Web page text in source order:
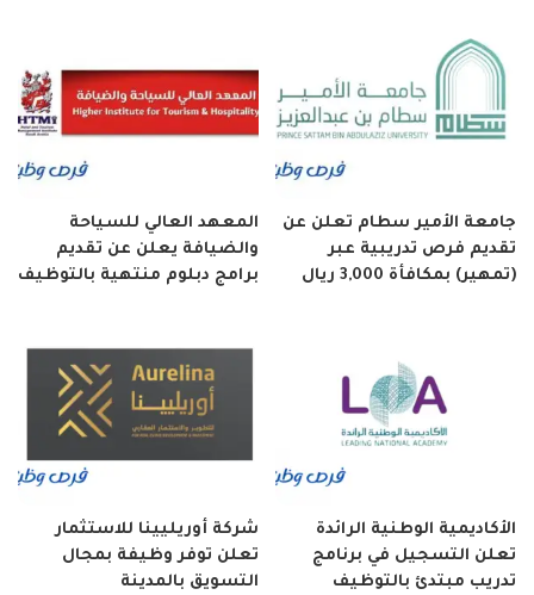
جامعة الأمير سطام تعلن عن
تقديم فرص تدريبية عبر
(تمهير) بمكافأة 3,000 ريال
المعهد العالي للسياحة
والضيافة يعلن عن تقديم
برامج دبلوم منتهية بالتوظيف
الأكاديمية الوطنية الرائدة
تعلن التسجيل في برنامج
تدريب مبتدئ بالتوظيف
شركة أوريليينا للاستثمار
تعلن توفر وظيفة بمجال
التسويق بالمدينة